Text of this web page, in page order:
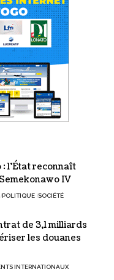
l’État reconnaît
IV
POLITIQUE SOCIÉTÉ
de 3,1 milliards
les douanes
INTERNATIONAUX